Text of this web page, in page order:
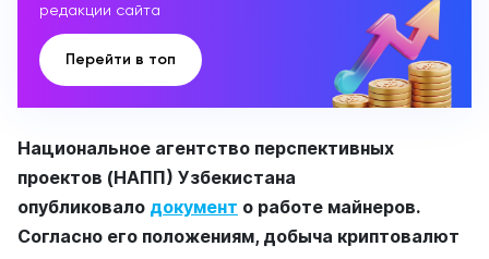
редакции сайта
Перейти в топ
Национальное агентство перспективных
проектов (НАПП) Узбекистана
опубликовало документ о работе майнеров.
Согласно его положениям, добыча криптовалют